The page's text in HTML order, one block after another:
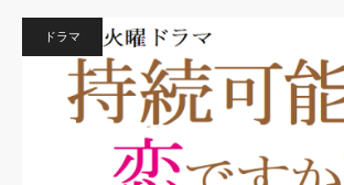
ドラマ